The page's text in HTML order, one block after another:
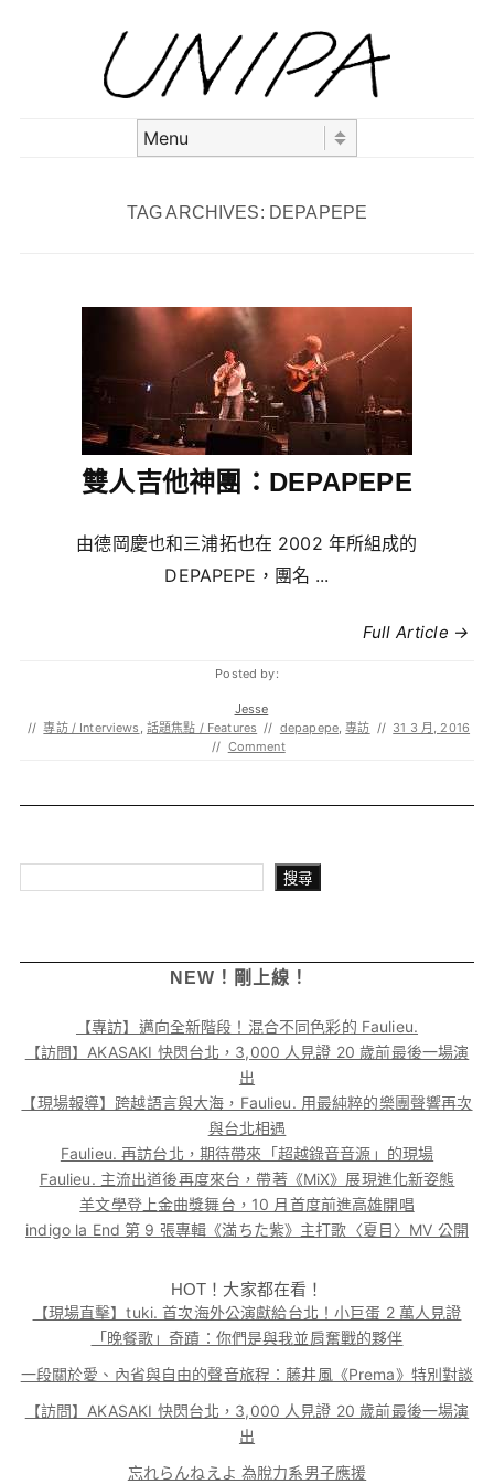
TAG ARCHIVES: DEPAPEPE
雙人吉他神團：DEPAPEPE
由德岡慶也和三浦拓也在 2002 年所組成的
DEPAPEPE，團名 ...
Full Article →
Posted by:
Jesse
// 專訪 / Interviews , 話題焦點 / Features // depapepe,專訪 // 31 3 月, 2016
// Comment
搜尋
NEW！剛上線！
【專訪】邁向全新階段！混合不同色彩的 Faulieu.
【訪問】AKASAKI 快閃台北，3,000 人見證 20 歲前最後一場演
出
【現場報導】跨越語言與大海，Faulieu. 用最純粹的樂團聲響再次
與台北相遇
Faulieu. 再訪台北，期待帶來「超越錄音音源」的現場
Faulieu. 主流出道後再度來台，帶著《MiX》展現進化新姿態
羊文學登上金曲獎舞台，10 月首度前進高雄開唱
indigo la End 第 9 張專輯《満ちた紫》主打歌〈夏目〉MV 公開
HOT！大家都在看！
【現場直擊】tuki. 首次海外公演獻給台北！小巨蛋 2 萬人見證
「晚餐歌」奇蹟：你們是與我並肩奮戰的夥伴
一段關於愛、內省與自由的聲音旅程：藤井風《Prema》特別對談
【訪問】AKASAKI 快閃台北，3,000 人見證 20 歲前最後一場演
出
忘れらんねえよ 為脫力系男子應援